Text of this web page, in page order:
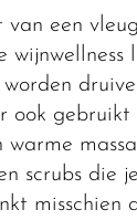
van een
wijnwellness
ook gebruikt
warme
scrubs die
misschien